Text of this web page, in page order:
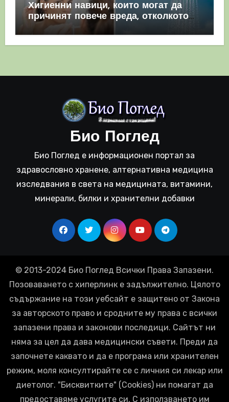
Хигиенни навици, които могат да
причинят повече вреда, отколкото
полза
Био Поглед
Био Поглед е информационен портал за
здравословно хранене, алтернативна медицина
изследвания в света на медицината, витамини,
минерали, билки и хранителни добавки
© 2013-2024 Био Поглед Всички Права Запазени.
Позоваването с хиперлинк е задължително. Цялото
съдържание на този уебсайт е защитено от Закона
за авторското право и сродните му права с всички
запазени права и законови последици. Сайтът ни
няма за цел да дава медицински съвети. Преди да
започнете каквато и да е програма или хранителен
режим, моля консултирайте се с личния си лекар или
диетолог. "Бисквитките" (Cookies) ни помагат да
предоставяме услугите си. С използването им